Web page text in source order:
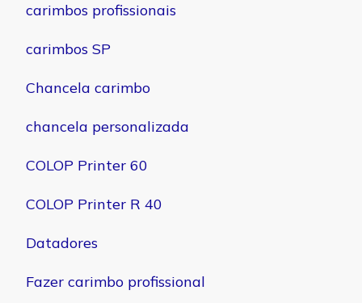
carimbos profissionais
carimbos SP
Chancela carimbo
chancela personalizada
COLOP Printer 60
COLOP Printer R 40
Datadores
Fazer carimbo profissional